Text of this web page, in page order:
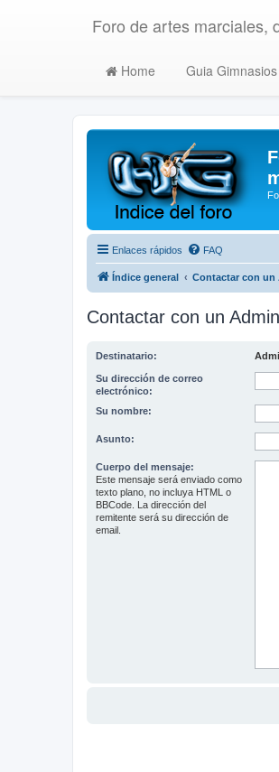
Foro de artes marciales,
Home Guia Gimnasios
Enlaces rápidos FAQ
Índice general Contactar con un
Contactar con un
Destinatario:
Su dirección de correo
electrónico:
Su nombre:
Asunto:
Cuerpo del mensaje:
Este mensaje será enviado como
texto plano, no incluya HTML o
BBCode. La dirección del
remitente será su dirección de
email.